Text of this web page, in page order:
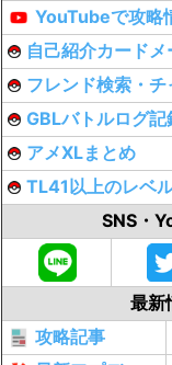
YouTubeで攻略
自己紹介カードメ
フレンド検索・チ
GBLバトルログ記
アメXLまとめ
TL41以上のレベ
SNS・
最新
攻略記事